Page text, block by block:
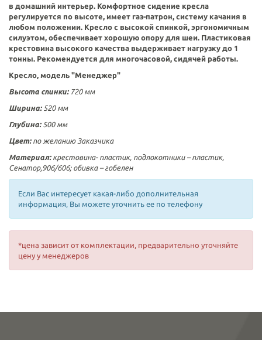
в домашний интерьер. Комфортное сидение кресла
регулируется по высоте, имеет газ-патрон, систему качания в
любом положении. Кресло с высокой спинкой, эргономичным
силуэтом, обеспечивает хорошую опору для шеи. Пластиковая
крестовина высокого качества выдерживает нагрузку до 1
тонны. Рекомендуется для многочасовой, сидячей работы.
Кресло, модель "Менеджер"
Высота спинки: 720 мм
Ширина:520 мм
Глубина: 500 мм
Цвет: по желанию Заказчика
Материал: крестовина- пластик, подлокотники – пластик,
Сенатор,906/606; обивка – гобелен
Если Вас интересует какая-либо дополнительная
информация, Вы можете уточнить ее по телефону
*цена зависит от комплектации, предварительно уточняйте
цену у менеджеров